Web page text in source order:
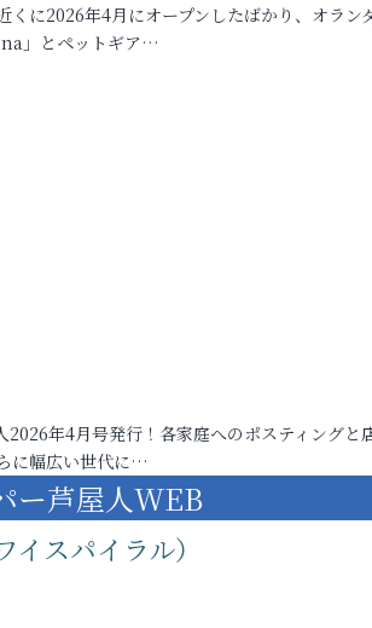
くに2026年4月にオープンしたばかり、オラン
」とペットギア…
2026年4月号発行！各家庭へのポスティングと
に幅広い世代に…
ー芦屋人WEB
スパイラル）